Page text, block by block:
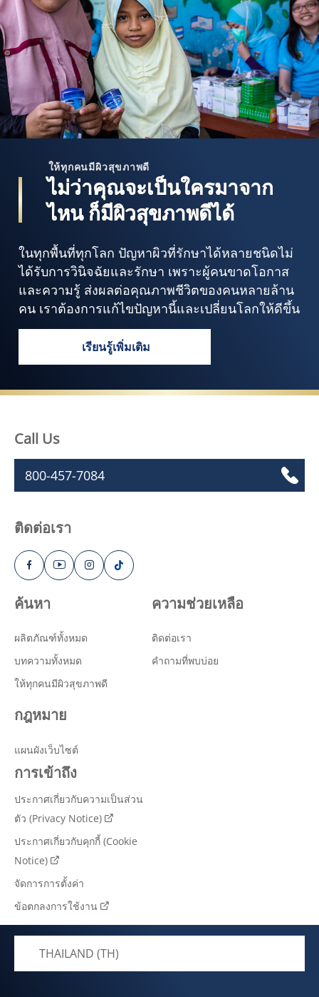
ให้ทุกคนมีผิวสุขภาพดี
ไม่ว่าคุณจะเป็นใครมาจาก
ไหน ก็มีผิวสุขภาพดีได้
ในทุกพื้นที่ทุกโลก ปัญหาผิวที่รักษาได้หลายชนิดไม่
ได้รับการวินิจฉัยและรักษา เพราะผู้คนขาดโอกาส
และความรู้ ส่งผลต่อคุณภาพชีวิตของคนหลายล้าน
คน เราต้องการแก้ไขปัญหานี้และเปลี่ยนโลกให้ดีขึ้น
เรียนรู้เพิ่มเติม
ไม่ว่าคุณจะเป็นใครมาจากไหน ก็มีผิวสุข
ค้นหา
ผลิตภัณฑ์ทั้งหมด
บทความทั้งหมด
ให้ทุกคนมีผิวสุขภาพดี
ความช่วยเหลือ
ติดต่อเรา
คำถามที่พบบ่อย
กฎหมาย
แผนผังเว็บไซต์
การเข้าถึง
ประกาศเกี่ยวกับความเป็นส่วน
ตัว (Privacy Notice)
ประกาศเกี่ยวกับคุกกี้ (Cookie
Notice)
จัดการการตั้งค่า
ข้อตกลงการใช้งาน
Call Us
800-457-7084
ติดต่อเรา
THAILAND (TH)